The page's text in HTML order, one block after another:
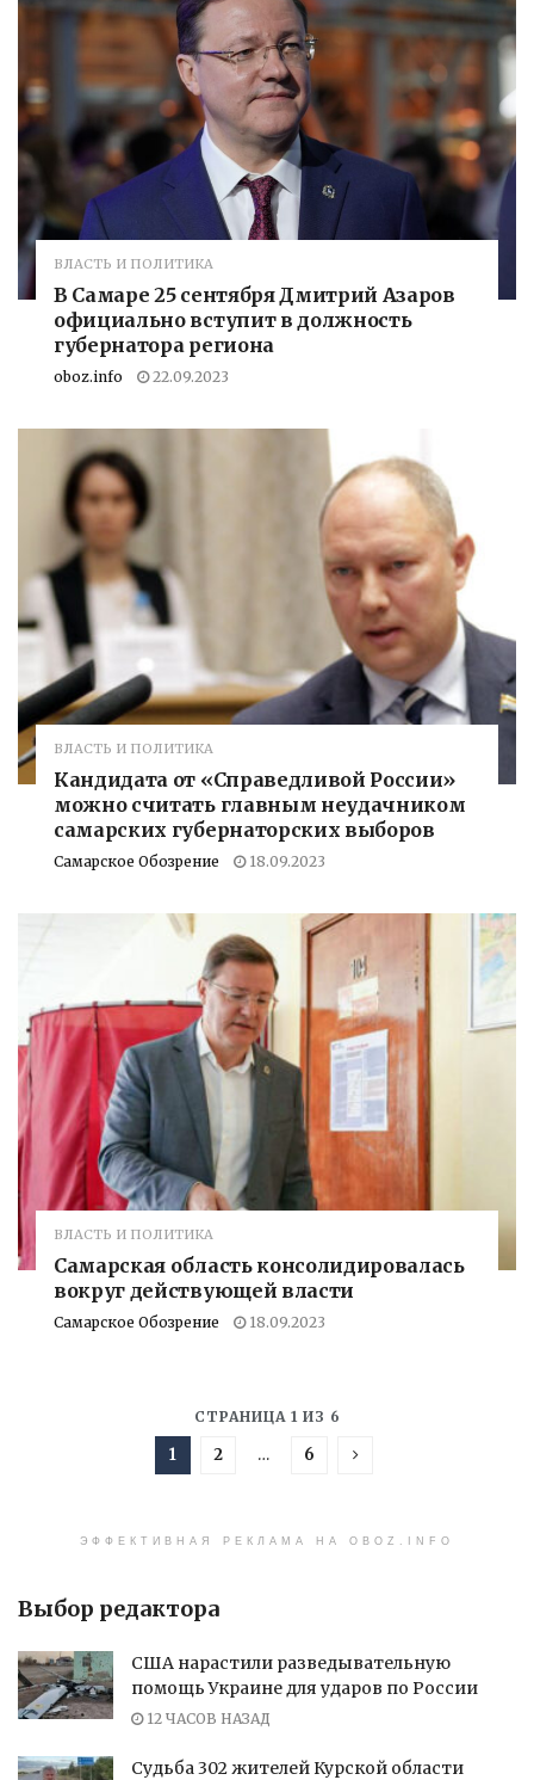
ВЛАСТЬ И ПОЛИТИКА
В Самаре 25 сентября Дмитрий Азаров
официально вступит в должность
губернатора региона
oboz.info 22.09.2023
ВЛАСТЬ И ПОЛИТИКА
Кандидата от «Справедливой России»
можно считать главным неудачником
самарских губернаторских выборов
Самарское Обозрение 18.09.2023
ВЛАСТЬ И ПОЛИТИКА
Самарская область консолидировалась
вокруг действующей власти
Самарское Обозрение 18.09.2023
СТРАНИЦА 1 ИЗ 6
1 2 … 6
ЭФФЕКТИВНАЯ РЕКЛАМА НА OBOZ.INFO
Выбор редактора
США нарастили разведывательную
помощь Украине для ударов по России
12 ЧАСОВ НАЗАД
Судьба 302 жителей Курской области